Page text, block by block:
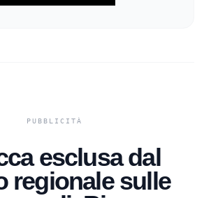
esclusa dal
regionale sulle